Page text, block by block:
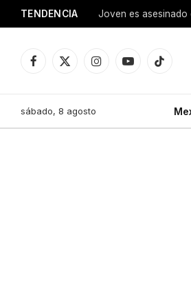
TENDENCIA
Facebook
X
InstagramYouTubeTikTok
sábado, 8 agosto